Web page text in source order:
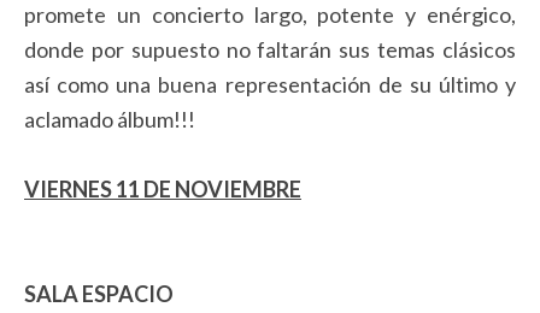
promete un concierto largo, potente y enérgico,
donde por supuesto no faltarán sus temas clásicos
así como una buena representación de su último y
aclamado álbum!!!
VIERNES 11 DE NOVIEMBRE
SALA ESPACIO